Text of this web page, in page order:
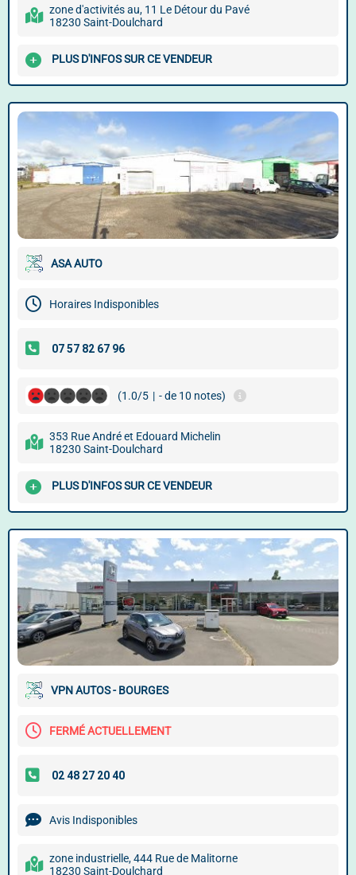
zone d'activités au, 11 Le Détour du Pavé
18230 Saint-Doulchard
PLUS D'INFOS SUR CE VENDEUR
ASA AUTO
Horaires Indisponibles
(1.0/5 | - de 10 notes)
353 Rue André et Edouard Michelin
18230 Saint-Doulchard
PLUS D'INFOS SUR CE VENDEUR
VPN AUTOS - BOURGES
FERMÉ ACTUELLEMENT
Avis Indisponibles
zone industrielle, 444 Rue de Malitorne
18230 Saint-Doulchard